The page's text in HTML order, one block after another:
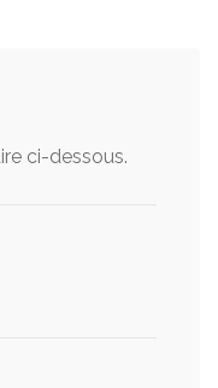
ci-dessous.